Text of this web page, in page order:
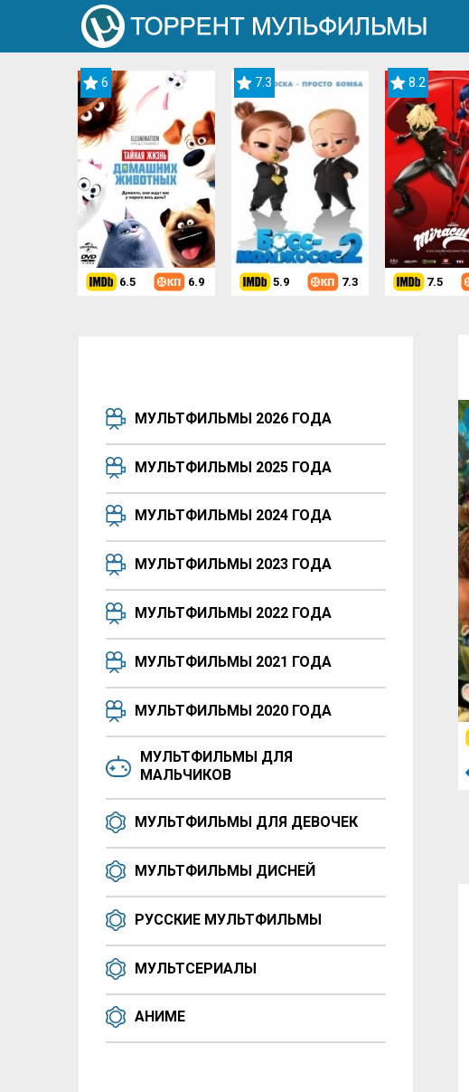
6
6.5 6.9
7.3
5.9 7.3
8.2
7.5
МУЛЬТФИЛЬМЫ 2026 ГОДА
МУЛЬТФИЛЬМЫ 2025 ГОДА
МУЛЬТФИЛЬМЫ 2024 ГОДА
МУЛЬТФИЛЬМЫ 2023 ГОДА
МУЛЬТФИЛЬМЫ 2022 ГОДА
МУЛЬТФИЛЬМЫ 2021 ГОДА
МУЛЬТФИЛЬМЫ 2020 ГОДА
МУЛЬТФИЛЬМЫ ДЛЯ
МАЛЬЧИКОВ
МУЛЬТФИЛЬМЫ ДЛЯ ДЕВОЧЕК
МУЛЬТФИЛЬМЫ ДИСНЕЙ
РУССКИЕ МУЛЬТФИЛЬМЫ
МУЛЬТСЕРИАЛЫ
АНИМЕ